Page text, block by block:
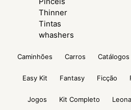
Thinner
Tintas
whashers
Caminhões Carros Catálogos
Easy Kit Fantasy Ficção
Jogos Kit Completo